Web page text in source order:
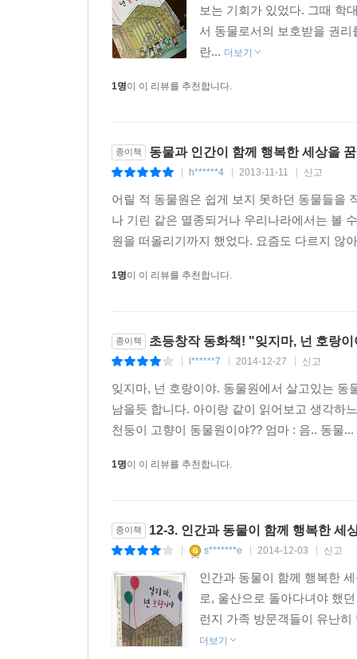
보는 기회가 있었다. 그때 학
서 동물로서의 보호받을 권
란... 더보기
1명이 이 리뷰를 추천합니다.
종이책 동물과 인간이 함께 행복한 세상을
h******4 2013-11-11 신고
어릴 적 동물원은 쉽게 보지 못하던 동물들을
나 기린 같은 멸종되거나 우리나라에서는 볼
원을 떠올리기까지 했었다. 요즘도 다르지 않
1명이 이 리뷰를 추천합니다.
종이책 초등창작 동화책! "잊지마, 넌 호랑
l******7 2014-12-27 신고
잊지마, 넌 호랑이야. 동물원에서 살고있는 동
남을듯 합니다. 아이랑 같이 읽어보고 생각하
천둥이 고향이 동물원이야?? 엄마 : 음.. 동물...
1명이 이 리뷰를 추천합니다.
종이책 12-3. 인간과 동물이 함께 행복한 세
s*******e 2014-12-03 신고
인간과 동물이 함께 행복한
로, 울산으로 돌아다녀야 했
런지 가족 방문객들이 유난
더보기